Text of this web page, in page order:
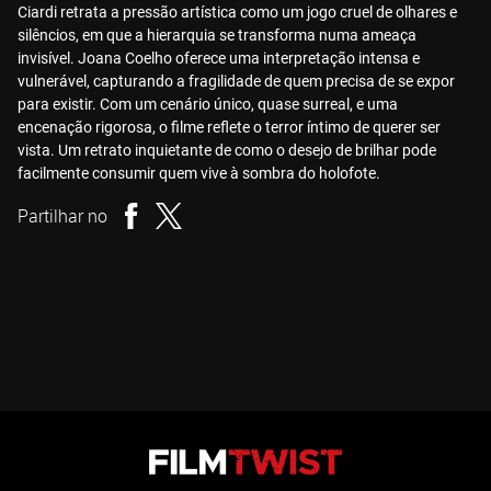
Ciardi retrata a pressão artística como um jogo cruel de olhares e
silêncios, em que a hierarquia se transforma numa ameaça
invisível. Joana Coelho oferece uma interpretação intensa e
vulnerável, capturando a fragilidade de quem precisa de se expor
para existir. Com um cenário único, quase surreal, e uma
encenação rigorosa, o filme reflete o terror íntimo de querer ser
vista. Um retrato inquietante de como o desejo de brilhar pode
facilmente consumir quem vive à sombra do holofote.
Partilhar no